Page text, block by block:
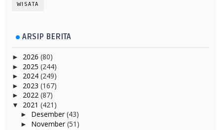
WISATA
ARSIP BERITA
► 2026 (80)
► 2025 (244)
► 2024 (249)
► 2023 (167)
► 2022 (87)
▼ 2021 (421)
► Desember(43)
► November(51)